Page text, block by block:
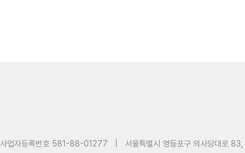
사업자등록번호 581-88-01277 서울특별시 영등포구 의사당대로